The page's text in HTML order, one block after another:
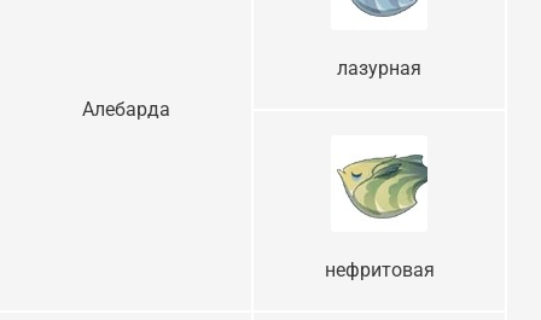
Алебарда
лазурная
нефритовая